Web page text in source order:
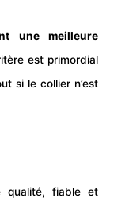
une meilleure
est primordial
si le collier n’est
qualité, fiable et